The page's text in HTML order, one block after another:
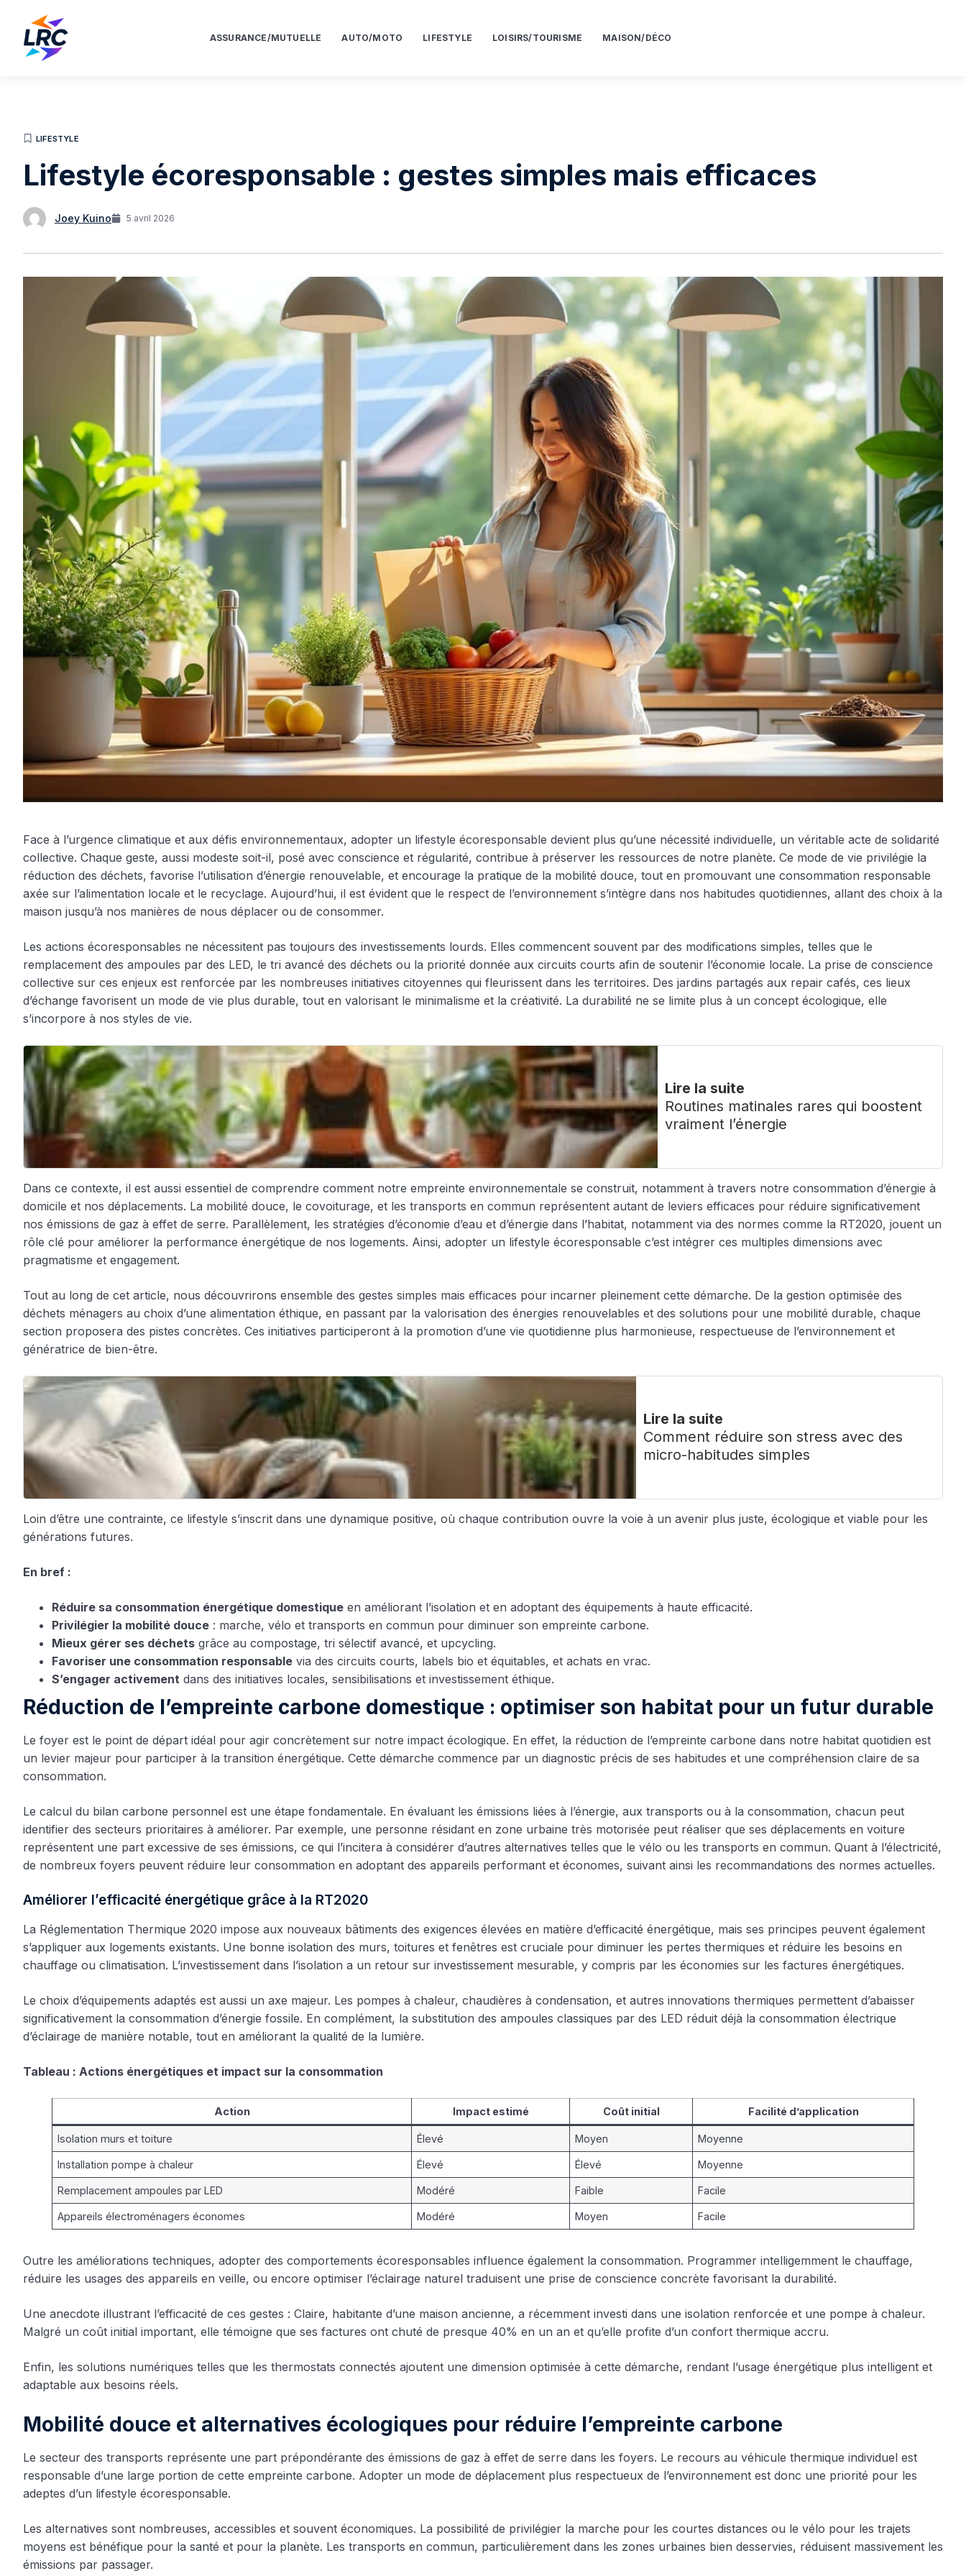
ASSURANCE/MUTUELLE AUTO/MOTO LIFESTYLE LOISIRS/TOURISME MAISON/DÉCO
LIFESTYLE
Lifestyle écoresponsable : gestes simples mais efficaces
Joey Kuino 5 avril 2026
Face à l’urgence climatique et aux défis environnementaux, adopter un lifestyle écoresponsable devient plus qu’une nécessité individuelle, un véritable acte de solidarité
collective. Chaque geste, aussi modeste soit-il, posé avec conscience et régularité, contribue à préserver les ressources de notre planète. Ce mode de vie privilégie la
réduction des déchets, favorise l’utilisation d’énergie renouvelable, et encourage la pratique de la mobilité douce, tout en promouvant une consommation responsable
axée sur l’alimentation locale et le recyclage. Aujourd’hui, il est évident que le respect de l’environnement s’intègre dans nos habitudes quotidiennes, allant des choix à la
maison jusqu’à nos manières de nous déplacer ou de consommer.
Les actions écoresponsables ne nécessitent pas toujours des investissements lourds. Elles commencent souvent par des modifications simples, telles que le
remplacement des ampoules par des LED, le tri avancé des déchets ou la priorité donnée aux circuits courts afin de soutenir l’économie locale. La prise de conscience
collective sur ces enjeux est renforcée par les nombreuses initiatives citoyennes qui fleurissent dans les territoires. Des jardins partagés aux repair cafés, ces lieux
d’échange favorisent un mode de vie plus durable, tout en valorisant le minimalisme et la créativité. La durabilité ne se limite plus à un concept écologique, elle
s’incorpore à nos styles de vie.
Lire la suite
Routines matinales rares qui boostent
vraiment l’énergie
Dans ce contexte, il est aussi essentiel de comprendre comment notre empreinte environnementale se construit, notamment à travers notre consommation d’énergie à
domicile et nos déplacements. La mobilité douce, le covoiturage, et les transports en commun représentent autant de leviers efficaces pour réduire significativement
nos émissions de gaz à effet de serre. Parallèlement, les stratégies d’économie d’eau et d’énergie dans l’habitat, notamment via des normes comme la RT2020, jouent un
rôle clé pour améliorer la performance énergétique de nos logements. Ainsi, adopter un lifestyle écoresponsable c’est intégrer ces multiples dimensions avec
pragmatisme et engagement.
Tout au long de cet article, nous découvrirons ensemble des gestes simples mais efficaces pour incarner pleinement cette démarche. De la gestion optimisée des
déchets ménagers au choix d’une alimentation éthique, en passant par la valorisation des énergies renouvelables et des solutions pour une mobilité durable, chaque
section proposera des pistes concrètes. Ces initiatives participeront à la promotion d’une vie quotidienne plus harmonieuse, respectueuse de l’environnement et
génératrice de bien-être.
Lire la suite
Comment réduire son stress avec des
micro-habitudes simples
Loin d’être une contrainte, ce lifestyle s’inscrit dans une dynamique positive, où chaque contribution ouvre la voie à un avenir plus juste, écologique et viable pour les
générations futures.
En bref :
Réduire sa consommation énergétique domestique en améliorant l’isolation et en adoptant des équipements à haute efficacité.
Privilégier la mobilité douce : marche, vélo et transports en commun pour diminuer son empreinte carbone.
Mieux gérer ses déchets grâce au compostage, tri sélectif avancé, et upcycling.
Favoriser une consommation responsable via des circuits courts, labels bio et équitables, et achats en vrac.
S’engager activement dans des initiatives locales, sensibilisations et investissement éthique.
Réduction de l’empreinte carbone domestique : optimiser son habitat pour un futur durable
Le foyer est le point de départ idéal pour agir concrètement sur notre impact écologique. En effet, la réduction de l’empreinte carbone dans notre habitat quotidien est
un levier majeur pour participer à la transition énergétique. Cette démarche commence par un diagnostic précis de ses habitudes et une compréhension claire de sa
consommation.
Le calcul du bilan carbone personnel est une étape fondamentale. En évaluant les émissions liées à l’énergie, aux transports ou à la consommation, chacun peut
identifier des secteurs prioritaires à améliorer. Par exemple, une personne résidant en zone urbaine très motorisée peut réaliser que ses déplacements en voiture
représentent une part excessive de ses émissions, ce qui l’incitera à considérer d’autres alternatives telles que le vélo ou les transports en commun. Quant à l’électricité,
de nombreux foyers peuvent réduire leur consommation en adoptant des appareils performant et économes, suivant ainsi les recommandations des normes actuelles.
Améliorer l’efficacité énergétique grâce à la RT2020
La Réglementation Thermique 2020 impose aux nouveaux bâtiments des exigences élevées en matière d’efficacité énergétique, mais ses principes peuvent également
s’appliquer aux logements existants. Une bonne isolation des murs, toitures et fenêtres est cruciale pour diminuer les pertes thermiques et réduire les besoins en
chauffage ou climatisation. L’investissement dans l’isolation a un retour sur investissement mesurable, y compris par les économies sur les factures énergétiques.
Le choix d’équipements adaptés est aussi un axe majeur. Les pompes à chaleur, chaudières à condensation, et autres innovations thermiques permettent d’abaisser
significativement la consommation d’énergie fossile. En complément, la substitution des ampoules classiques par des LED réduit déjà la consommation électrique
d’éclairage de manière notable, tout en améliorant la qualité de la lumière.
Tableau : Actions énergétiques et impact sur la consommation
Action Impact estimé Coût initial Facilité d’application
Isolation murs et toiture Élevé Moyen Moyenne
Installation pompe à chaleur Élevé Élevé Moyenne
Remplacement ampoules par LED Modéré Faible Facile
Appareils électroménagers économes Modéré Moyen Facile
Outre les améliorations techniques, adopter des comportements écoresponsables influence également la consommation. Programmer intelligemment le chauffage,
réduire les usages des appareils en veille, ou encore optimiser l’éclairage naturel traduisent une prise de conscience concrète favorisant la durabilité.
Une anecdote illustrant l’efficacité de ces gestes : Claire, habitante d’une maison ancienne, a récemment investi dans une isolation renforcée et une pompe à chaleur.
Malgré un coût initial important, elle témoigne que ses factures ont chuté de presque 40% en un an et qu’elle profite d’un confort thermique accru.
Enfin, les solutions numériques telles que les thermostats connectés ajoutent une dimension optimisée à cette démarche, rendant l’usage énergétique plus intelligent et
adaptable aux besoins réels.
Mobilité douce et alternatives écologiques pour réduire l’empreinte carbone
Le secteur des transports représente une part prépondérante des émissions de gaz à effet de serre dans les foyers. Le recours au véhicule thermique individuel est
responsable d’une large portion de cette empreinte carbone. Adopter un mode de déplacement plus respectueux de l’environnement est donc une priorité pour les
adeptes d’un lifestyle écoresponsable.
Les alternatives sont nombreuses, accessibles et souvent économiques. La possibilité de privilégier la marche pour les courtes distances ou le vélo pour les trajets
moyens est bénéfique pour la santé et pour la planète. Les transports en commun, particulièrement dans les zones urbaines bien desservies, réduisent massivement les
émissions par passager.